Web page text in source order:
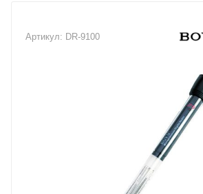
Артикул: DR-9100